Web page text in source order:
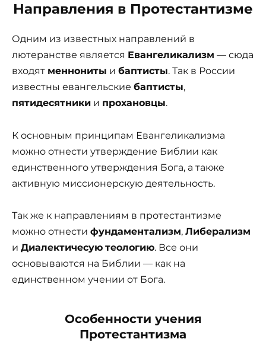
Направления в Протестантизме
Одним из известных направлений в
лютеранстве является Евангеликализм — сюда
входят меннониты и баптисты. Так в России
известны евангельские баптисты,
пятидесятники и прохановцы.
К основным принципам Евангеликализма
можно отнести утверждение Библии как
единственного утверждения Бога, а также
активную миссионерскую деятельность.
Так же к направлениям в протестантизме
можно отнести фундаментализм, Либерализм
и Диалектичесую теологию. Все они
основываются на Библии — как на
единственном учении от Бога.
Особенности учения
Протестантизма